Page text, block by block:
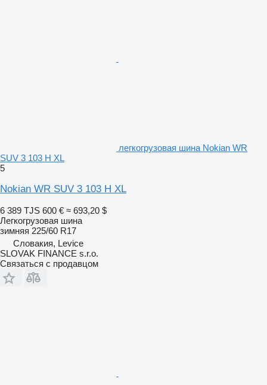
легкогрузовая шина Nokian WR
SUV 3 103 H XL
5
Nokian WR SUV 3 103 H XL
6 389 TJS 600 € ≈ 693,20 $
Легкогрузовая шина
зимняя 225/60 R17
Словакия, Levice
SLOVAK FINANCE s.r.o.
Связаться с продавцом